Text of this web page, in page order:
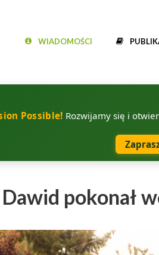
WIADOMOŚCI
Possible! Rozwijamy się i
Dawid pokonał